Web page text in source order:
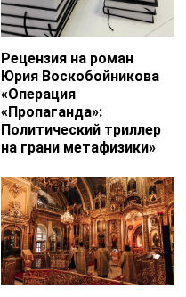
Рецензия на роман
Юрия Воскобойникова
«Операция
«Пропаганда»:
Политический триллер
на грани метафизики»